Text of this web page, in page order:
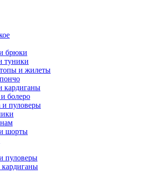
брюки
туники
и жилеты
кардиганы
болеро
и пуловеры
шорты
пуловеры